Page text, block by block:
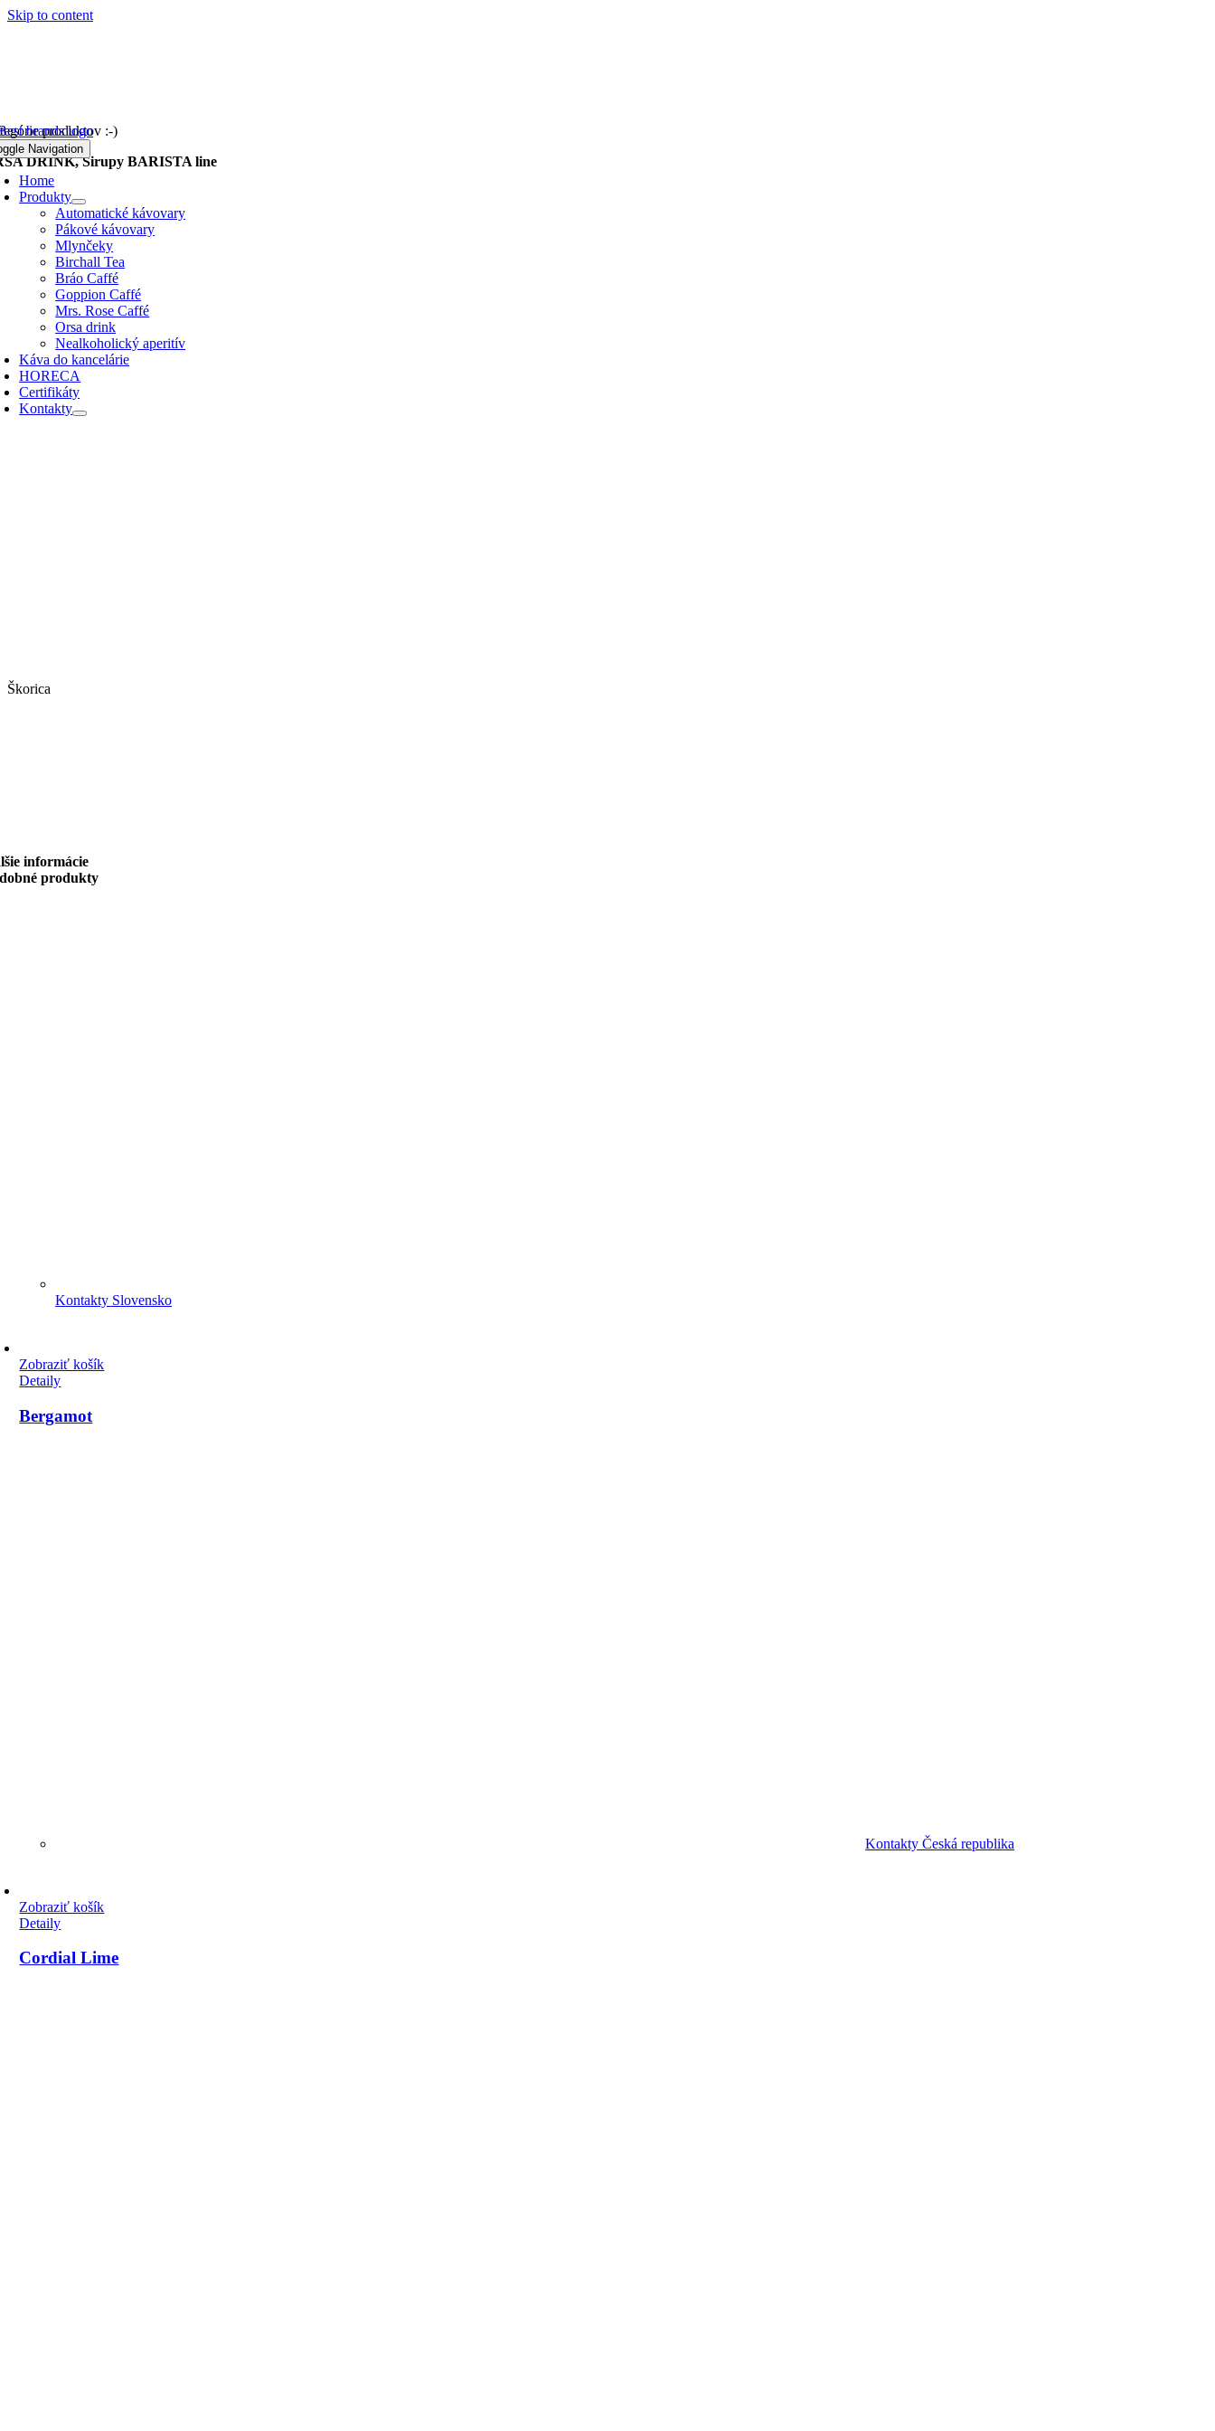
Skip to content
Navigation
Home
Produkty
Automatické kávovary
Pákové kávovary
Mlynčeky
Birchall Tea
Bráo Caffé
Goppion Caffé
Mrs. Rose Caffé
Orsa drink
Nealkoholický aperitív
Káva do kancelárie
HORECA
Certifikáty
Kontakty
Kontakty Slovensko
Kontakty Česká republika
produktov :-)
DRINK, Sirupy BARISTA line
Škorica
informácie
produkty
Zobraziť košík
Detaily
Bergamot
Zobraziť košík
Detaily
Cordial Lime